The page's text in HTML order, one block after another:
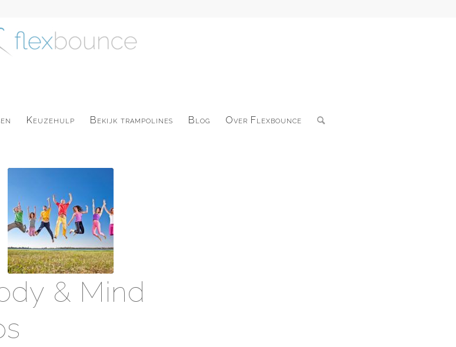
Keuzehulp Bekijk trampolines Blog Over Flexbounce
& Mind